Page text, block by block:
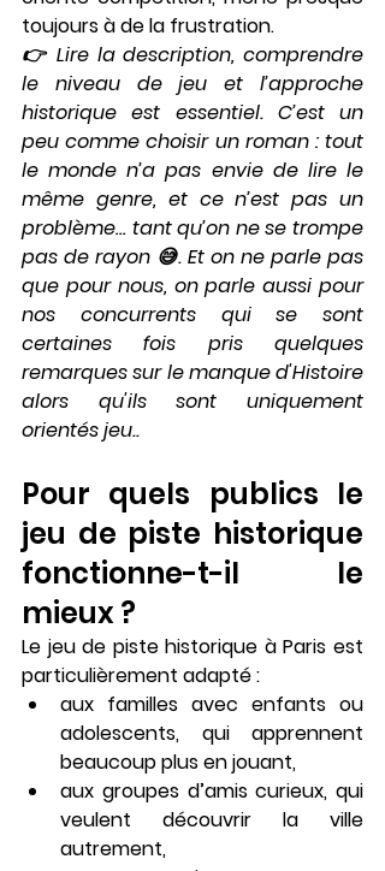
toujours à de la frustration.
👉 Lire la description, comprendre
le niveau de jeu et l’approche
historique est essentiel. C’est un
peu comme choisir un roman : tout
le monde n’a pas envie de lire le
même genre, et ce n’est pas un
problème… tant qu’on ne se trompe
pas de rayon 😅. Et on ne parle pas
que pour nous, on parle aussi pour
nos concurrents qui se sont
certaines fois pris quelques
remarques sur le manque d'Histoire
alors qu'ils sont uniquement
orientés jeu..
Pour quels publics le
jeu de piste historique
fonctionne-t-il le
mieux ?
Le jeu de piste historique à Paris est
particulièrement adapté :
aux familles avec enfants ou
adolescents, qui apprennent
beaucoup plus en jouant,
aux groupes d’amis curieux, qui
veulent découvrir la ville
autrement,